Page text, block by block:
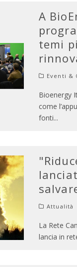
A
temi
Eventi &
Bioenergy
come
fonti...
Attualità
La Rete
lancia in